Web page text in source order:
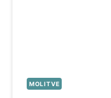
MOLITVE